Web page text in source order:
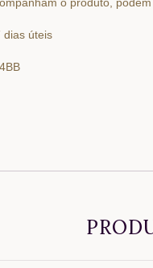
dias úteis